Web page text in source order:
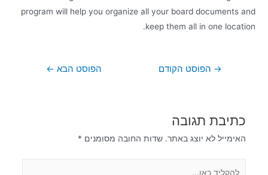
program will help you organize all your board documents and
keep them all in one location.
→ הפוסט הקודם הפוסט הבא ←
כתיבת תגובה
האימייל לא יוצג באתר. שדות החובה מסומנים *